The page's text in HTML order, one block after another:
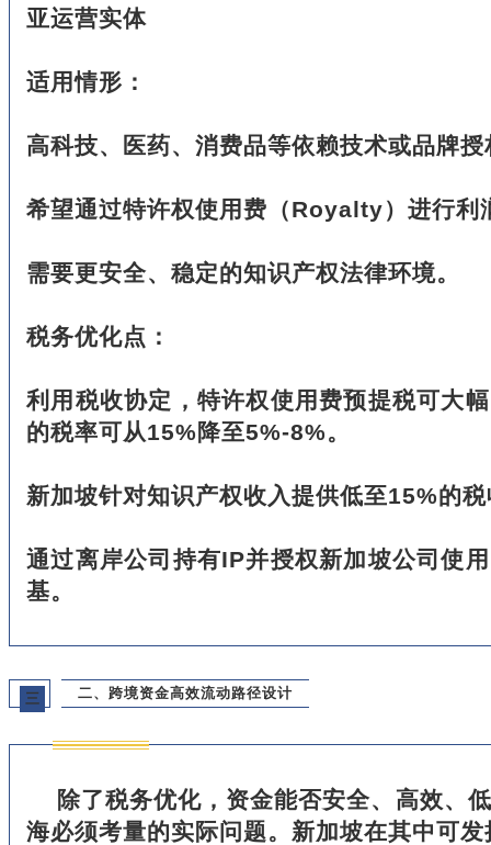
亚运营实体
适用情形：
高科技、医药、消费品等依赖技术或品牌
希望通过特许权使用费（Royalty）进行利
需要更安全、稳定的知识产权法律环境。
税务优化点：
利用税收协定，特许权使用费预提税可大
的税率可从15%降至5%-8%。
新加坡针对知识产权收入提供低至15%的
通过离岸公司持有IP并授权新加坡公司使
基。
三 二、跨境资金高效流动路径设计
除了税务优化，资金能否安全、高效、
海必须考量的实际问题。新加坡在其中可